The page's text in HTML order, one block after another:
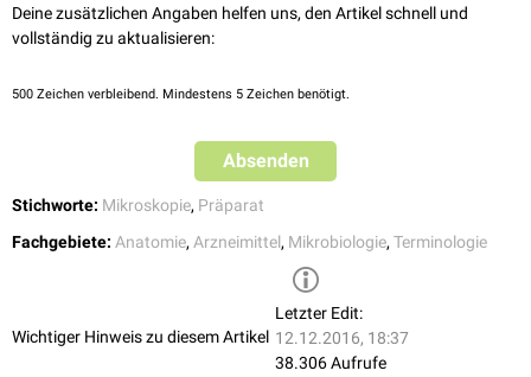
Deine zusätzlichen Angaben helfen uns, den Artikel schnell und
vollständig zu aktualisieren:
500 Zeichen verbleibend. Mindestens 5 Zeichen benötigt.
Absenden
Stichworte: Mikroskopie, Präparat
Fachgebiete: Anatomie, Arzneimittel, Mikrobiologie, Terminologie
Wichtiger Hinweis zu diesem Artikel
Letzter Edit:
12.12.2016, 18:37
38.306 Aufrufe